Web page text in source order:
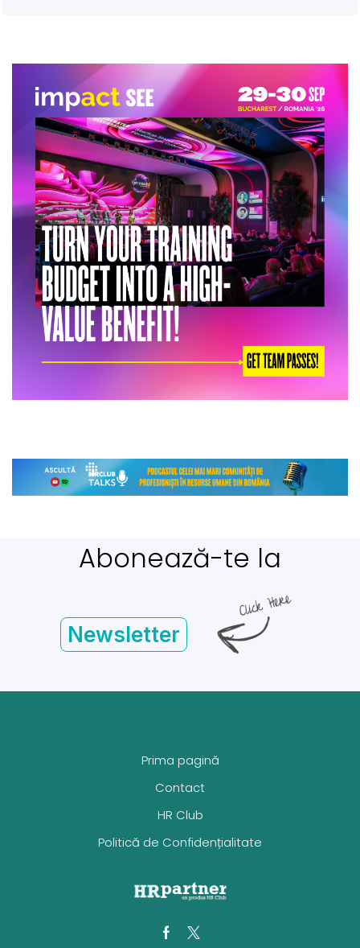
Abonează-te la
Newsletter
Prima pagină
Contact
HR Club
Politică de Confidențialitate
Facebook
Twitter